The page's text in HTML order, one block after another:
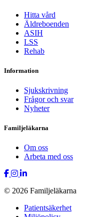
Hitta vård
Äldreboenden
ASIH
LSS
Rehab
Information
Sjukskrivning
Frågor och svar
Nyheter
Familjeläkarna
Om oss
Arbeta med oss
© 2026 Familjeläkarna
Patientsäkerhet